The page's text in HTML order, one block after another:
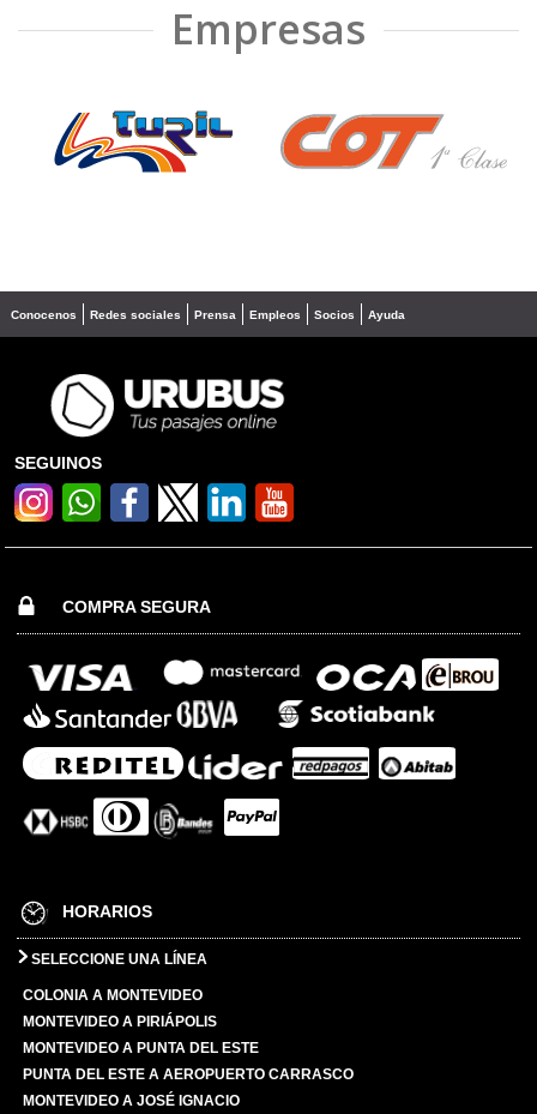
Empresas
❮ ❯
Conocenos Redes sociales Prensa Empleos Socios Ayuda
SEGUINOS
COMPRA SEGURA
HORARIOS
SELECCIONE UNA LÍNEA
COLONIA A MONTEVIDEO
MONTEVIDEO A PIRIÁPOLIS
MONTEVIDEO A PUNTA DEL ESTE
PUNTA DEL ESTE A AEROPUERTO CARRASCO
MONTEVIDEO A JOSÉ IGNACIO